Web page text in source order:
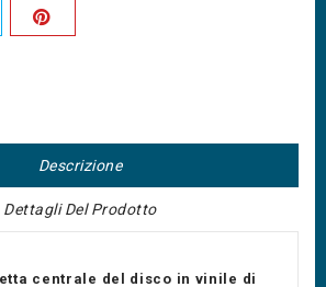
Descrizione
Dettagli Del Prodotto
centrale del disco in vinile di